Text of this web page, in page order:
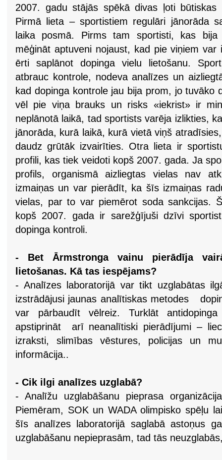
2007. gadu stājās spēkā divas ļoti būtiskas
Pirmā lieta – sportistiem regulāri jānorāda
laika posmā. Pirms tam sportisti, kas bija
mēģināt aptuveni nojaust, kad pie viņiem var
ērti saplānot dopinga vielu lietošanu.
atbrauc kontrole, nodeva analīzes un
kad dopinga kontrole jau bija prom, jo tuvāko
vēl pie viņa brauks un risks «iekrist» ir
neplānotā laikā, tad sportists varēja izlikties,
jānorāda, kurā laikā, kurā vietā viņš
daudz grūtāk izvairīties. Otra lieta ir
profili, kas tiek veidoti kopš 2007. gada. Ja
profils, organismā aizliegtas vielas nav
izmaiņas un var pierādīt, ka šīs izmaiņas
vielas, par to var piemērot soda sankcijas.
kopš 2007. gada ir sarežģījuši dzīvi
dopinga kontroli.
- Bet Ārmstronga vainu pierādīja
lietošanas. Kā tas iespējams?
- Analīzes laboratorijā var tikt uzglabātas
izstrādājusi jaunas analītiskas metodes
var pārbaudīt vēlreiz. Turklāt
apstiprināt arī neanalītiski pierādījumi –
izraksti, slimības vēstures, policijas un
informācija..
- Cik ilgi analīzes uzglabā?
- Analīžu uzglabāšanu pieprasa
Piemēram, SOK un WADA olimpisko spēļu
šīs analīzes laboratorijā saglabā astoņus
uzglabāšanu nepieprasām, tad tās